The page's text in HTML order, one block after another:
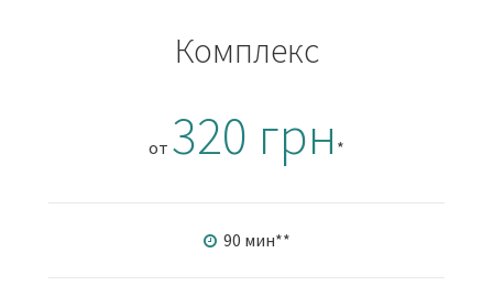
Комплекс
от 320 грн *
90 мин**